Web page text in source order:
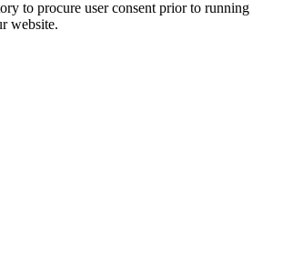
to procure user consent prior to running
website.